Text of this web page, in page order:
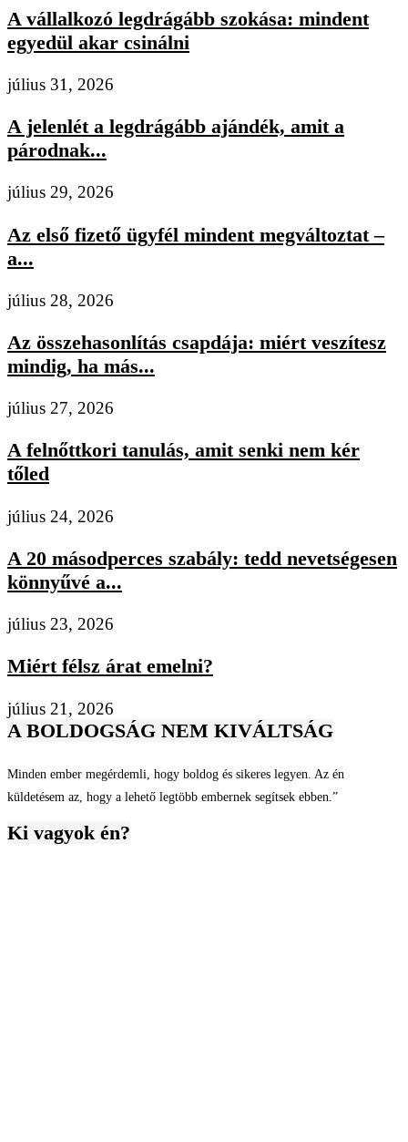
A vállalkozó legdrágább szokása: mindent
egyedül akar csinálni
július 31, 2026
A jelenlét a legdrágább ajándék, amit a
párodnak...
július 29, 2026
Az első fizető ügyfél mindent megváltoztat –
a...
július 28, 2026
Az összehasonlítás csapdája: miért veszítesz
mindig, ha más...
július 27, 2026
A felnőttkori tanulás, amit senki nem kér
tőled
július 24, 2026
A 20 másodperces szabály: tedd nevetségesen
könnyűvé a...
július 23, 2026
Miért félsz árat emelni?
július 21, 2026
A BOLDOGSÁG NEM KIVÁLTSÁG
Minden ember megérdemli, hogy boldog és sikeres legyen. Az én
küldetésem az, hogy a lehető legtöbb embernek segítsek ebben.”
Ki vagyok én?